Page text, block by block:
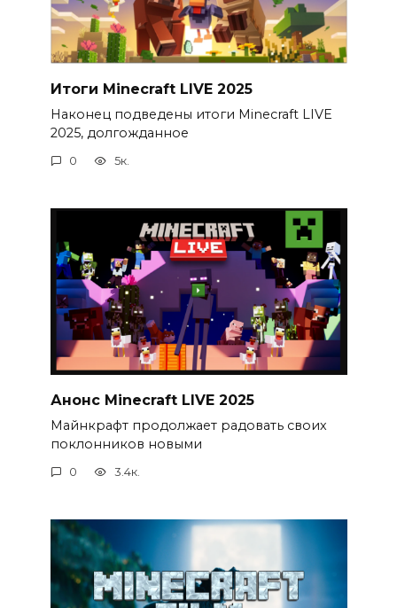
Итоги Minecraft LIVE 2025
Наконец подведены итоги Minecraft LIVE
2025, долгожданное
0 5к.
Анонс Minecraft LIVE 2025
Майнкрафт продолжает радовать своих
поклонников новыми
0 3.4к.